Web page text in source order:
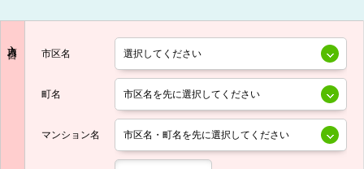
市区名
町名
マンション名